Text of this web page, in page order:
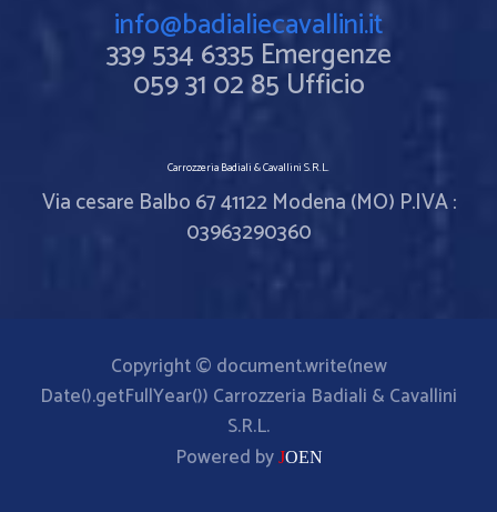
info@badialiecavallini.it
339 534 6335 Emergenze
059 31 02 85 Ufficio
Carrozzeria Badiali & Cavallini S.R.L.
Via cesare Balbo 67 41122 Modena (MO) P.IVA :
03963290360
Copyright © document.write(new
Date().getFullYear()) Carrozzeria Badiali & Cavallini
S.R.L.
Powered by JOEN